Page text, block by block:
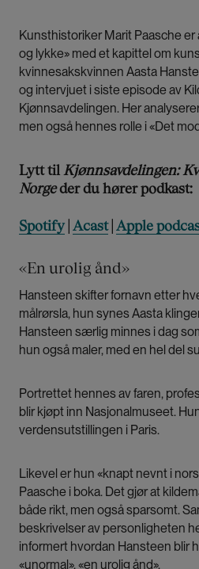
Kunsthistoriker Marit Paasche er
og lykke» med et kapittel om
kvinnesakskvinnen Aasta
og intervjuet i siste episode av
Kjønnsavdelingen. Her
men også hennes rolle i «Det
Lytt til Kjønnsavdelingen:
Norgeder du hører podkast:
Spotify Acast| Apple
«En urolig ånd»
Hansteen skifter fornavn etter
målrørsla, hun synes Aasta
Hansteen særlig minnes i dag
hun også maler, med en hel del
Portrettet hennes av faren,
blir kjøpt inn Nasjonalmuseet.
verdensutstillingen i Paris.
Likevel er hun «knapt nevnt i
Paasche i boka. Det gjør at
både rikt, men også sparsomt.
beskrivelser av personligheten
informert hvordan Hansteen blir
«unormal», «en urolig ånd».